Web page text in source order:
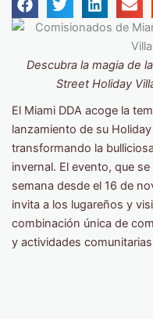
Descubra la magia de
Street Holiday
El Miami DDA acoge la
lanzamiento de su
transformando la
invernal. El evento, que
semana desde el 16 de
invita a los lugareños y
combinación única de
y actividades